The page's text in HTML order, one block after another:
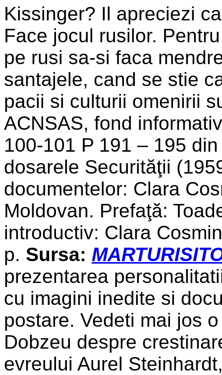
Kissinger? Il apreciezi
Face jocul rusilor.
pe rusi sa-si faca
santajele, cand se stie
pacii si culturii omenirii
ACNSAS, fond
100-101 P 191 – 195
dosarele Securităţii
documentelor: Clara
Moldovan. Prefaţă:
introductiv: Clara
p. Sursa:
prezentarea
cu imagini inedite si
postare. Vedeti mai jos
Dobzeu despre
evreului Aurel